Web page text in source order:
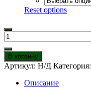
Reset options
Количество
товара
Яблоня
Китайка
красная
В корзину
Артикул: Н/Д Категория:
Описание